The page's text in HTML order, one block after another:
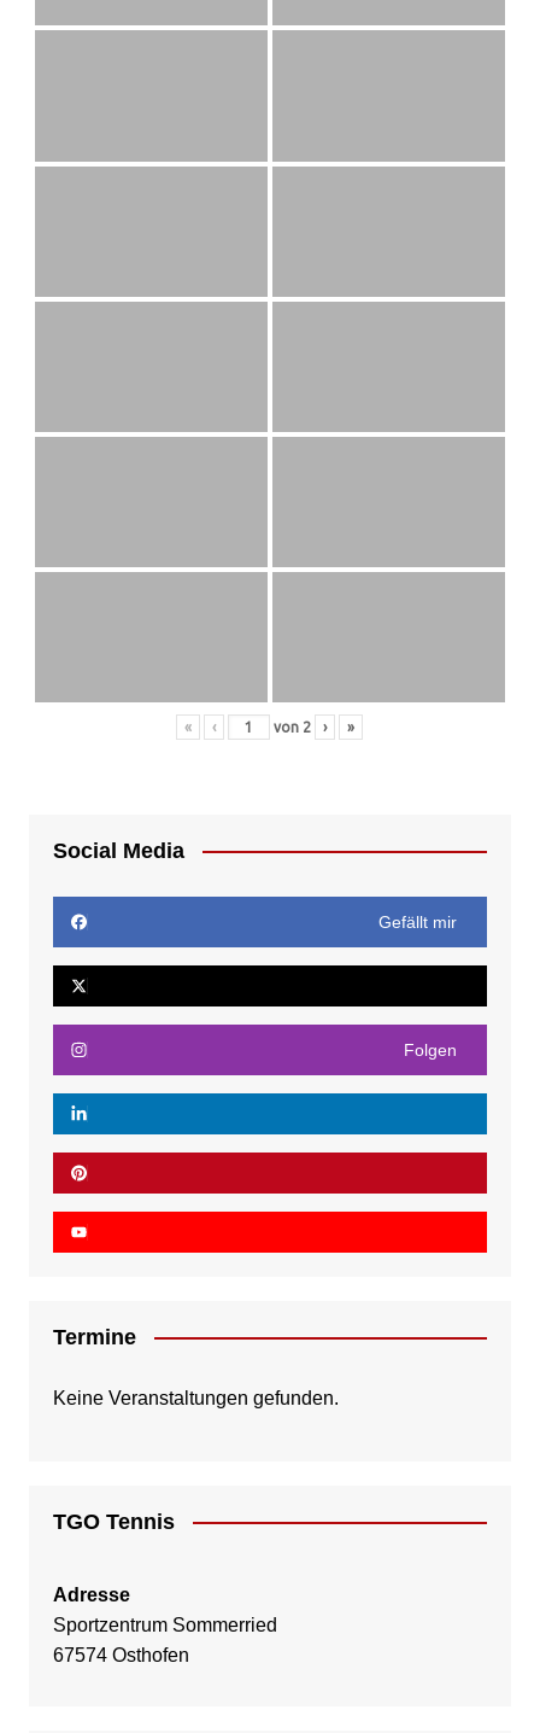
« ‹ von 2 › »
Social Media
Gefällt mir
Folgen
Termine
Keine Veranstaltungen gefunden.
TGO Tennis
Adresse
Sportzentrum Sommerried
67574 Osthofen